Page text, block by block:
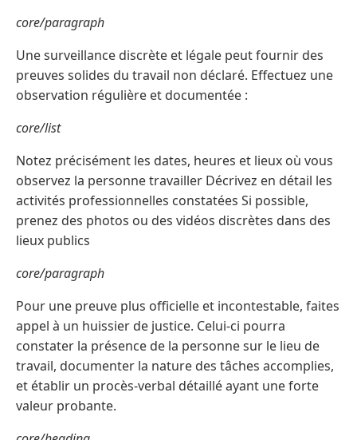
core/paragraph
Une surveillance discrète et légale peut fournir des
preuves solides du travail non déclaré. Effectuez une
observation régulière et documentée :
core/list
Notez précisément les dates, heures et lieux où vous
observez la personne travailler Décrivez en détail les
activités professionnelles constatées Si possible,
prenez des photos ou des vidéos discrètes dans des
lieux publics
core/paragraph
Pour une preuve plus officielle et incontestable, faites
appel à un huissier de justice. Celui-ci pourra
constater la présence de la personne sur le lieu de
travail, documenter la nature des tâches accomplies,
et établir un procès-verbal détaillé ayant une forte
valeur probante.